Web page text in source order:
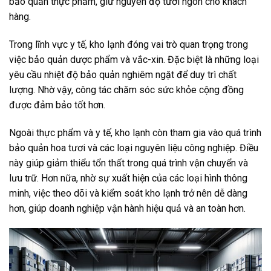
hàng.
Trong lĩnh vực y tế, kho lạnh đóng vai trò quan trọng trong
việc bảo quản dược phẩm và vắc-xin. Đặc biệt là những loại
yêu cầu nhiệt độ bảo quản nghiêm ngặt để duy trì chất
lượng. Nhờ vậy, công tác chăm sóc sức khỏe cộng đồng
được đảm bảo tốt hơn.
Ngoài thực phẩm và y tế, kho lạnh còn tham gia vào quá trình
bảo quản hoa tươi và các loại nguyên liệu công nghiệp. Điều
này giúp giảm thiểu tổn thất trong quá trình vận chuyển và
lưu trữ. Hơn nữa, nhờ sự xuất hiện của các loại hình thông
minh, việc theo dõi và kiểm soát kho lạnh trở nên dễ dàng
hơn, giúp doanh nghiệp vận hành hiệu quả và an toàn hơn.